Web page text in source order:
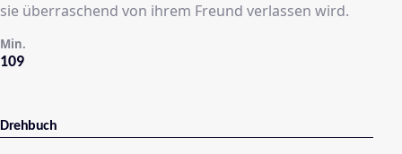
sie überraschend von ihrem Freund verlassen wird.
109
Min.
Drehbuch